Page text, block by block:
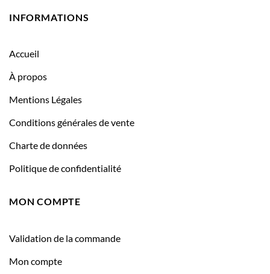
INFORMATIONS
Accueil
À propos
Mentions Légales
Conditions générales de vente
Charte de données
Politique de confidentialité
MON COMPTE
Validation de la commande
Mon compte